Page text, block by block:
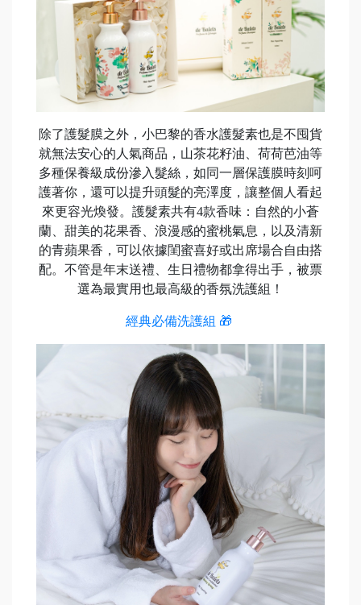
除了護髮膜之外，小巴黎的香水護髮素也是不囤貨
就無法安心的人氣商品，山茶花籽油、荷荷芭油等
多種保養級成份滲入髮絲，如同一層保護膜時刻呵
護著你，還可以提升頭髮的亮澤度，讓整個人看起
來更容光煥發。護髮素共有4款香味：自然的小蒼
蘭、甜美的花果香、浪漫感的蜜桃氣息，以及清新
的青蘋果香，可以依據閨蜜喜好或出席場合自由搭
配。不管是年末送禮、生日禮物都拿得出手，被票
選為最實用也最高級的香氛洗護組！
經典必備洗護組 🎁